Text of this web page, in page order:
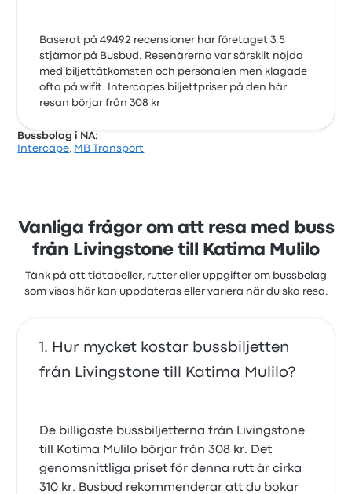
Baserat på 49492 recensioner har företaget 3.5
stjärnor på Busbud. Resenärerna var särskilt nöjda
med biljettåtkomsten och personalen men klagade
ofta på wifit. Intercapes biljettpriser på den här
resan börjar från 308 kr
Bussbolag i NA:
Intercape, MB Transport
Vanliga frågor om att resa med buss
från Livingstone till Katima Mulilo
Tänk på att tidtabeller, rutter eller uppgifter om bussbolag
som visas här kan uppdateras eller variera när du ska resa.
Hur mycket kostar bussbiljetten
från Livingstone till Katima Mulilo?
De billigaste bussbiljetterna från Livingstone
till Katima Mulilo börjar från 308 kr. Det
genomsnittliga priset för denna rutt är cirka
310 kr. Busbud rekommenderar att du bokar